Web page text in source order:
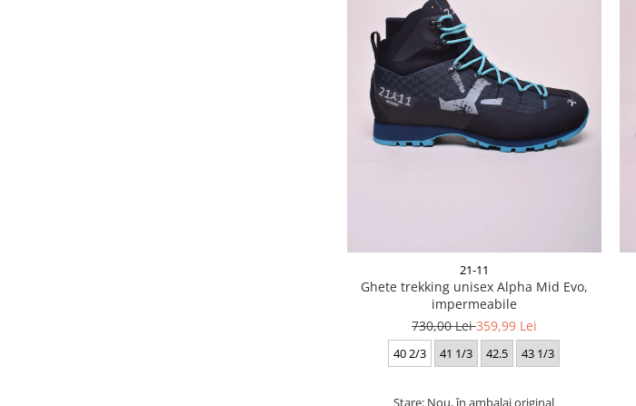
21-11
Ghete trekking unisex Alpha Mid Evo,
impermeabile
730,00 Lei359,99 Lei
40 2/3 41 1/3 42.5 43 1/3